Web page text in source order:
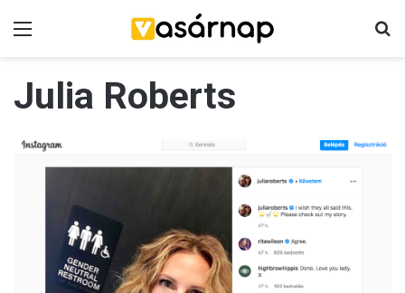
Julia Roberts